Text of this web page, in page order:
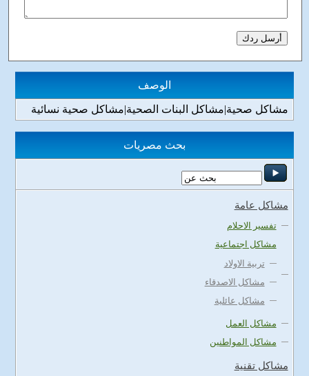
الوصف
مشاكل صحية|مشاكل البنات الصحية|مشاكل صحية نسائية
بحث مصريات
مشاكل عامة
تفسير الاحلام
مشاكل اجتماعية
تربية الاولاد
مشاكل الاصدقاء
مشاكل عائلية
مشاكل العمل
مشاكل المواطنين
مشاكل تقنية